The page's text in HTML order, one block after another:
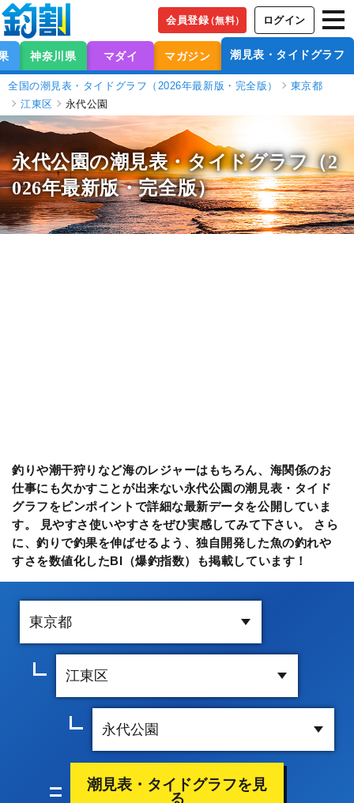
会員登録（無料） ログイン
神奈川県 マダイ マガジン 潮見表・タイドグラフ
全国の潮見表・タイドグラフ（2026年最新版・完全版）
東京都
江東区
永代公園
永代公園の潮見表・タイドグラフ（2
026年最新版・完全版）
釣りや潮干狩りなど海のレジャーはもちろん、海関係のお
仕事にも欠かすことが出来ない永代公園の潮見表・タイド
グラフをピンポイントで詳細な最新データを公開していま
す。 見やすさ使いやすさをぜひ実感してみて下さい。 さら
に、釣りで釣果を伸ばせるよう、独自開発した魚の釣れや
すさを数値化したBI（爆釣指数）も掲載しています！
潮見表・タイドグラフを見
る